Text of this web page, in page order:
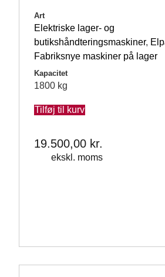
Art
Elektriske lager- og
butikshåndteringsmaskiner,
Fabriksnye maskiner på lager
Kapacitet
1800 kg
Tilføj til kurv
19.500,00 kr.
ekskl. moms